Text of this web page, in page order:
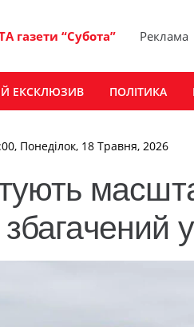
газети “Субота” Реклама
ЕКСКЛЮЗИВ ПОЛІТИКА
Понеділок, 18 Травня, 2026